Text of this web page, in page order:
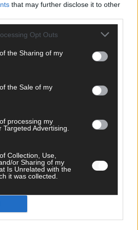
that may further disclose it to other
Opt Outs
the Sharing of my
the Sale of my
processing my
Advertising.
Collection, Use,
or Sharing of my
Is Unrelated with the
it was collected.
über nachfolgende Kommentare via E-